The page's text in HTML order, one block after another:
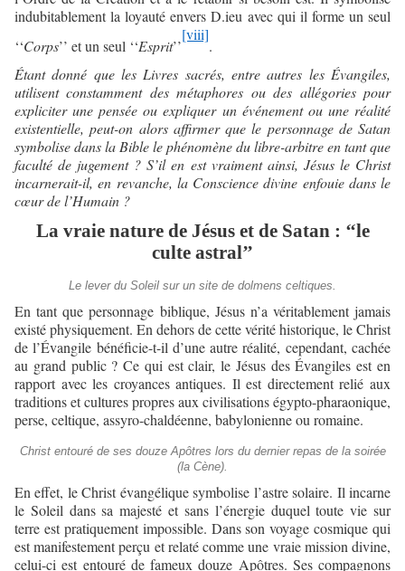
indubitablement la loyauté envers D.ieu avec qui il forme un seul
‘‘Corps’’ et un seul ‘‘Esprit’’
[viii]
.
Étant donné que les Livres sacrés, entre autres les Évangiles,
utilisent constamment des métaphores ou des allégories pour
expliciter une pensée ou expliquer un événement ou une réalité
existentielle, peut-on alors affirmer que le personnage de Satan
symbolise dans la Bible le phénomène du libre-arbitre en tant que
faculté de jugement ? S’il en est vraiment ainsi, Jésus le Christ
incarnerait-il, en revanche, la Conscience divine enfouie dans le
cœur de l’Humain ?
La vraie nature de Jésus et de Satan : ‘‘le
culte astral’’
Le lever du Soleil sur un site de dolmens celtiques.
En tant que personnage biblique, Jésus n’a véritablement jamais
existé physiquement. En dehors de cette vérité historique, le Christ
de l’Évangile bénéficie-t-il d’une autre réalité, cependant, cachée
au grand public ? Ce qui est clair, le Jésus des Évangiles est en
rapport avec les croyances antiques. Il est directement relié aux
traditions et cultures propres aux civilisations égypto-pharaonique,
perse, celtique, assyro-chaldéenne, babylonienne ou romaine.
Christ entouré de ses douze Apôtres lors du dernier repas de la soirée
(la Cène).
En effet, le Christ évangélique symbolise l’astre solaire. Il incarne
le Soleil dans sa majesté et sans l’énergie duquel toute vie sur
terre est pratiquement impossible. Dans son voyage cosmique qui
est manifestement perçu et relaté comme une vraie mission divine,
celui-ci est entouré de fameux douze Apôtres. Ses compagnons